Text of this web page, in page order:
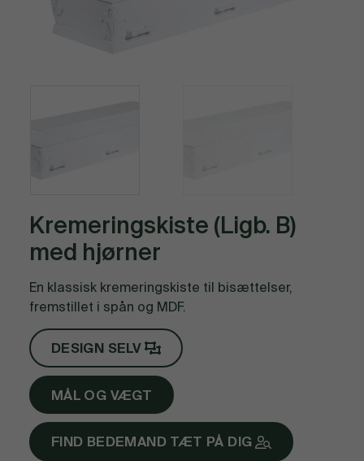
Kremeringskiste (Ligb. B)
med hjørner
En klassisk kremeringskiste til bisættelser,
fremstillet i spån og MDF.
DESIGN SELV
MÅL OG VÆGT
FIND BEDEMAND TÆT PÅ DIG